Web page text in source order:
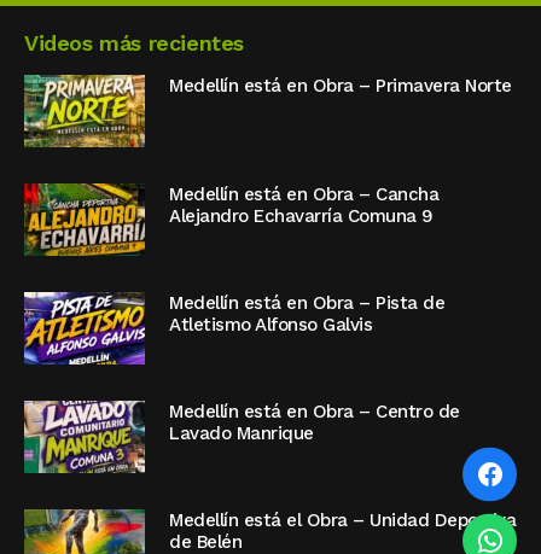
Videos más recientes
Medellín está en Obra – Primavera Norte
Medellín está en Obra – Cancha
Alejandro Echavarría Comuna 9
Medellín está en Obra – Pista de
Atletismo Alfonso Galvis
Medellín está en Obra – Centro de
Lavado Manrique
Medellín está el Obra – Unidad Deportiva
de Belén